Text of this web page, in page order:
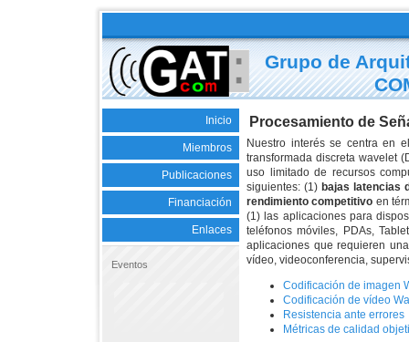
Grupo de
Inicio
Miembros
Publicaciones
Financiación
Enlaces
Eventos
Procesamiento de
Nuestro interés se centra en
transformada discreta wavelet
uso limitado de recursos
siguientes: (1) bajas latencias
rendimiento competitivo en
(1) las aplicaciones para
teléfonos móviles, PDAs,
aplicaciones que requieren
vídeo, videoconferencia,
Codificación de imagen
Codificación de vídeo
Resistencia ante errores
Métricas de calidad